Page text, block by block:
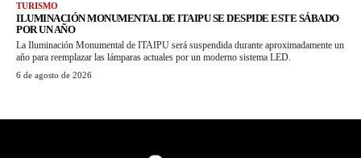
TURISMO
ILUMINACIÓN MONUMENTAL DE ITAIPU SE DESPIDE ESTE SÁBADO
POR UN AÑO
La Iluminación Monumental de ITAIPU será suspendida durante aproximadamente un
año para reemplazar las lámparas actuales por un moderno sistema LED.
6 de agosto de 2026